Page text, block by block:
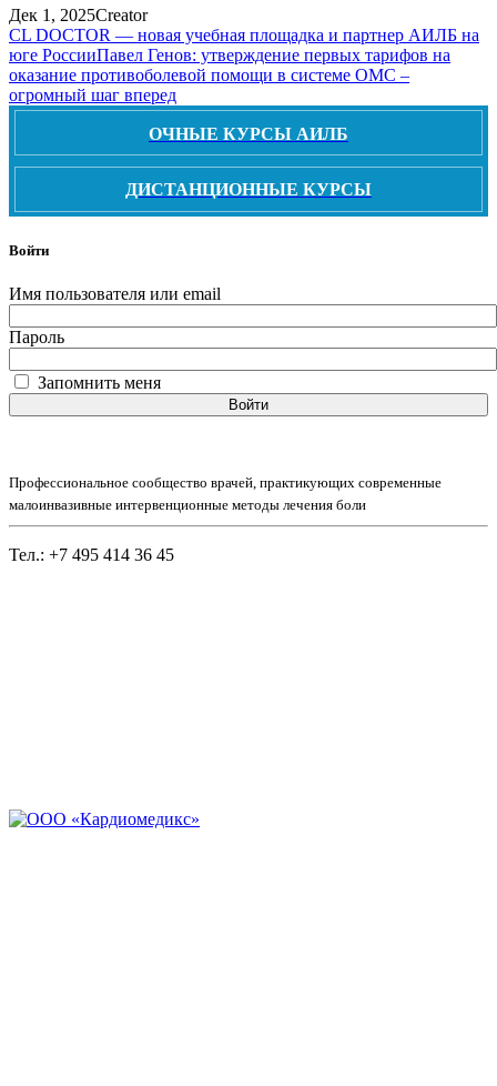
Дек 1, 2025Creator
CL DOCTOR — новая учебная площадка и партнер АИЛБ на
юге РоссииПавел Генов: утверждение первых тарифов на
оказание противоболевой помощи в системе ОМС –
огромный шаг вперед
ОЧНЫЕ КУРСЫ АИЛБ
ДИСТАНЦИОННЫЕ КУРСЫ
Войти
Имя пользователя или email
Пароль
Запомнить меня
Войти
Профессиональное сообщество врачей, практикующих современные
малоинвазивные интервенционные методы лечения боли
Тел.: +7 495 414 36 45